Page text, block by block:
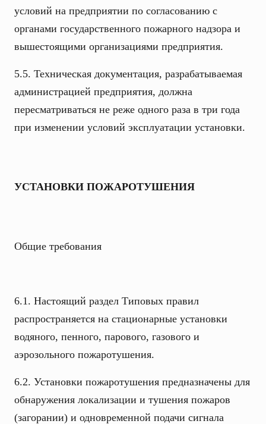
условий на предприятии по согласованию с
органами государственного пожарного надзора и
вышестоящими организациями предприятия.
5.5. Техническая документация, разрабатываемая
администрацией предприятия, должна
пересматриваться не реже одного раза в три года
при изменении условий эксплуатации установки.
УСТАНОВКИ ПОЖАРОТУШЕНИЯ
Общие требования
6.1. Настоящий раздел Типовых правил
распространяется на стационарные установки
водяного, пенного, парового, газового и
аэрозольного пожаротушения.
6.2. Установки пожаротушения предназначены для
обнаружения локализации и тушения пожаров
(загорании) и одновременной подачи сигнала